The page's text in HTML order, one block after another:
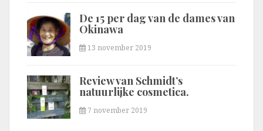
De 15 per dag van de dames van
Okinawa
13 november 2019
Review van Schmidt’s
natuurlijke cosmetica.
7 november 2019